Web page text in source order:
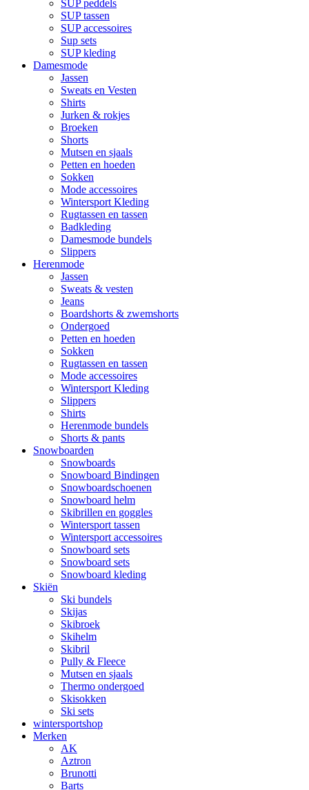
SUP peddels
SUP tassen
SUP accessoires
Sup sets
SUP kleding
Damesmode
Jassen
Sweats en Vesten
Shirts
Jurken & rokjes
Broeken
Shorts
Mutsen en sjaals
Petten en hoeden
Sokken
Mode accessoires
Wintersport Kleding
Rugtassen en tassen
Badkleding
Damesmode bundels
Slippers
Herenmode
Jassen
Sweats & vesten
Jeans
Boardshorts & zwemshorts
Ondergoed
Petten en hoeden
Sokken
Rugtassen en tassen
Mode accessoires
Wintersport Kleding
Slippers
Shirts
Herenmode bundels
Shorts & pants
Snowboarden
Snowboards
Snowboard Bindingen
Snowboardschoenen
Snowboard helm
Skibrillen en goggles
Wintersport tassen
Wintersport accessoires
Snowboard sets
Snowboard sets
Snowboard kleding
Skiën
Ski bundels
Skijas
Skibroek
Skihelm
Skibril
Pully & Fleece
Mutsen en sjaals
Thermo ondergoed
Skisokken
Ski sets
wintersportshop
Merken
AK
Aztron
Brunotti
Barts